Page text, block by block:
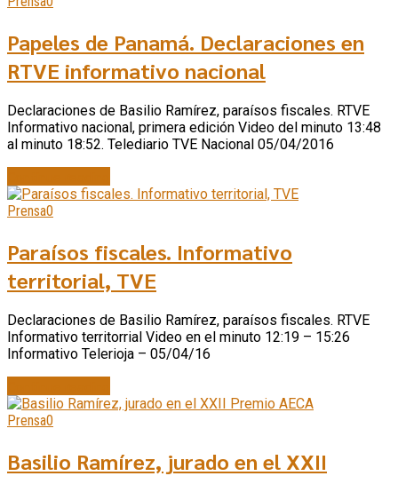
Papeles de Panamá. Declaraciones en
RTVE informativo nacional
Declaraciones de Basilio Ramírez, paraísos fiscales. RTVE
Informativo nacional, primera edición Video del minuto 13:48
al minuto 18:52. Telediario TVE Nacional 05/04/2016
Prensa0
Paraísos fiscales. Informativo
territorial, TVE
Declaraciones de Basilio Ramírez, paraísos fiscales. RTVE
Informativo territorrial Video en el minuto 12:19 – 15:26
Informativo Telerioja – 05/04/16
Prensa0
Basilio Ramírez, jurado en el XXII